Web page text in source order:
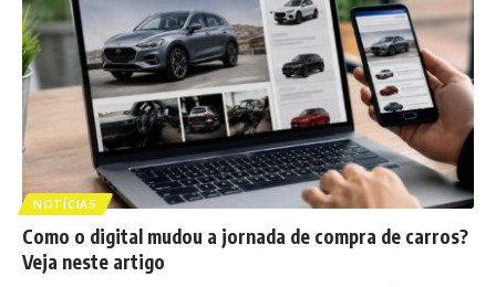
NOTÍCIAS
Como o digital mudou a jornada de compra de carros?
Veja neste artigo